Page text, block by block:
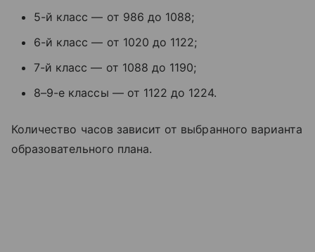
5-й класс — от 986 до 1088;
6-й класс — от 1020 до 1122;
7-й класс — от 1088 до 1190;
8–9-е классы — от 1122 до 1224.
Количество часов зависит от выбранного варианта
образовательного плана.